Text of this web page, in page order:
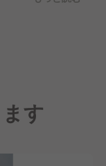
す